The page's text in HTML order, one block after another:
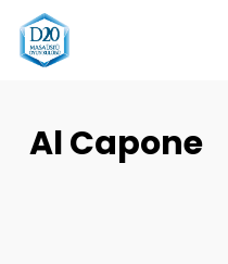
Skip
Al Capone